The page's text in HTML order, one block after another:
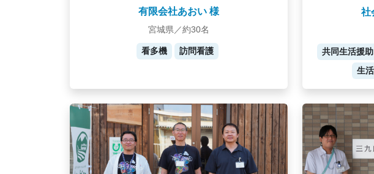
有限会社あおい 様
宮城県／約30名
看多機 訪問看護
社
共同生活援助
生